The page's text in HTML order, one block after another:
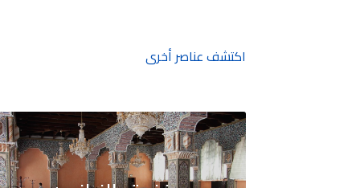
اكتشف عناصر أخرى